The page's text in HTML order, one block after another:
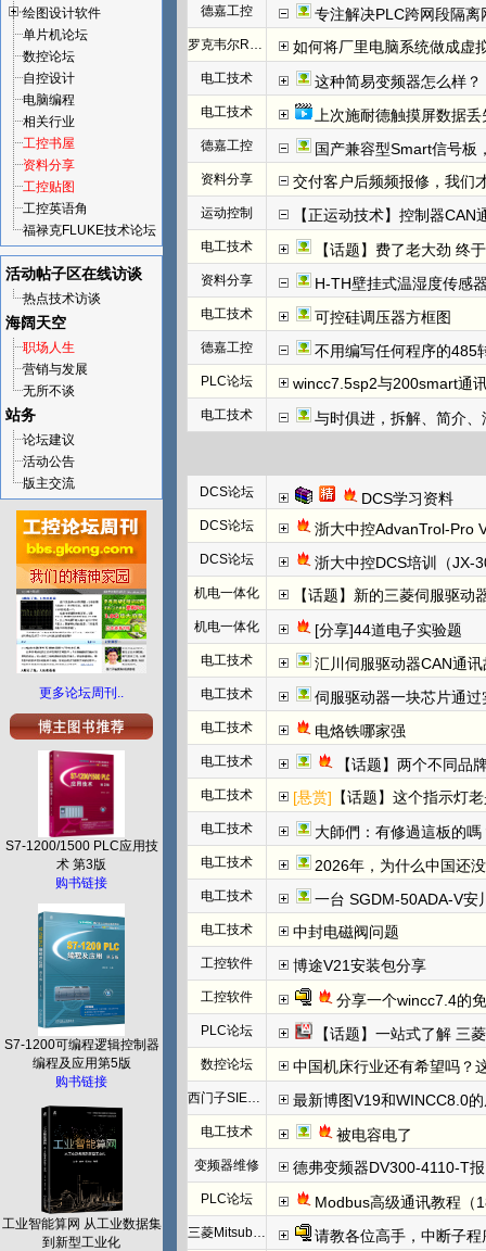
绘图设计软件
单片机论坛
数控论坛
自控设计
电脑编程
相关行业
工控书屋
资料分享
工控贴图
工控英语角
福禄克FLUKE技术论坛
活动帖子区在线访谈
热点技术访谈
海阔天空
职场人生
营销与发展
无所不谈
站务
论坛建议
活动公告
版主交流
更多论坛周刊..
S7-1200/1500 PLC应用技
术 第3版
购书链接
S7-1200可编程逻辑控制器
编程及应用第5版
购书链接
工业智能算网 从工业数据集
到新型工业化
德嘉工控 专注解决PLC跨网段隔离
罗克韦尔Rockwell(AB) 如何将厂里电脑系统做成虚
电工技术 这种简易变频器怎么样？
电工技术 上次施耐德触摸屏数据丢
德嘉工控 国产兼容型Smart信号板，通
资料分享 交付客户后频频报修，我们才
运动控制 【正运动技术】控制器
电工技术 【话题】费了老大劲 终于
资料分享 H-TH壁挂式温湿度传感
电工技术 可控硅调压器方框图
德嘉工控 不用编写任何程序的485
PLC论坛 wincc7.5sp2与200smart通
电工技术 与时俱进，拆解、简介
DCS论坛 DCS学习资料
DCS论坛 浙大中控AdvanTrol-Pro
DCS论坛 浙大中控DCS培训（JX-
机电一体化 【话题】新的三菱伺服驱
机电一体化 [分享]44道电子实验题
电工技术 汇川伺服驱动器CAN通讯
电工技术 伺服驱动器一块芯片通
电工技术 电烙铁哪家强
电工技术 【话题】两个不同品
电工技术 [悬赏] 【话题】这个指示灯
电工技术 大師們：有修過這板的
电工技术 2026年，为什么中国还
电工技术 一台 SGDM-50ADA-V安
电工技术 中封电磁阀问题
工控软件 博途V21安装包分享
工控软件 分享一个wincc7.4的
PLC论坛 【话题】一站式了解 三菱FX5U
数控论坛 中国机床行业还有希望吗？
西门子SIEMENS 最新博图V19和WINCC8.0
电工技术 被电容电了
变频器维修 德弗变频器DV300-4110-T报NFF故
PLC论坛 Modbus高级通讯教程（
三菱Mitsubishi 请教各位高手，中断子